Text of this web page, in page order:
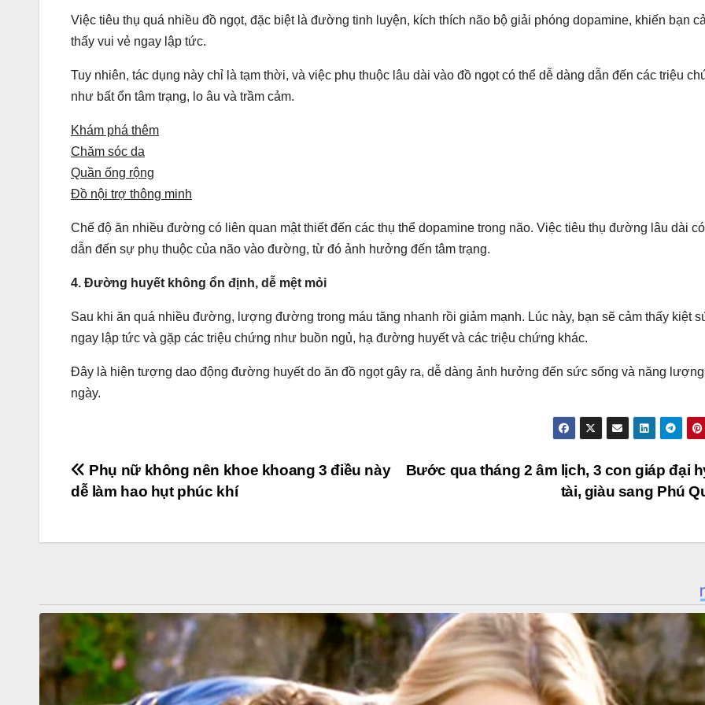
Việc tiêu thụ quá nhiều đồ ngọt, đặc biệt là đường tinh luyện, kích thích não bộ giải phóng dopamine, khiến bạn
thấy vui vẻ ngay lập tức.
Tuy nhiên, tác dụng này chỉ là tạm thời, và việc phụ thuộc lâu dài vào đồ ngọt có thể dễ dàng dẫn đến các triệu
như bất ổn tâm trạng, lo âu và trầm cảm.
Khám phá thêm
Chăm sóc da
Quần ống rộng
Đồ nội trợ thông minh
Chế độ ăn nhiều đường có liên quan mật thiết đến các thụ thể dopamine trong não. Việc tiêu thụ đường lâu dài
dẫn đến sự phụ thuộc của não vào đường, từ đó ảnh hưởng đến tâm trạng.
4. Đường huyết không ổn định, dễ mệt mỏi
Sau khi ăn quá nhiều đường, lượng đường trong máu tăng nhanh rồi giảm mạnh. Lúc này, bạn sẽ cảm thấy kiệt
ngay lập tức và gặp các triệu chứng như buồn ngủ, hạ đường huyết và các triệu chứng khác.
Đây là hiện tượng dao động đường huyết do ăn đồ ngọt gây ra, dễ dàng ảnh hưởng đến sức sống và năng
ngày.
Post
navigation
Bước qua tháng 2 âm lịch, 3 con giáp đại
tài, giàu sang Phú
Phụ nữ không nên khoe khoang 3 điều này
dễ làm hao hụt phúc khí